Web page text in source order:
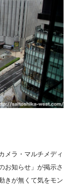
メラ・マルチメディ
お知らせ」が掲示さ
きが無くて気をモン